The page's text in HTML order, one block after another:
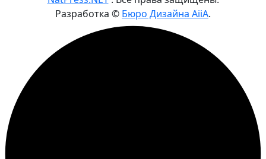
Разработка © Бюро Дизайна AiiA.